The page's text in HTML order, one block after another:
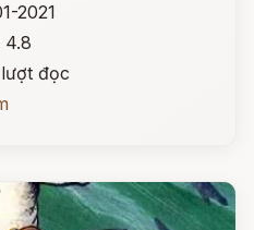
2021
4.8
đọc